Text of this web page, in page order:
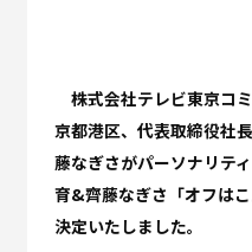
株式会社テレビ東京コ
京都港区、代表取締役社
藤なぎさがパーソナリテ
育&齊藤なぎさ「オフは
決定いたしました。